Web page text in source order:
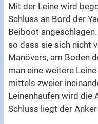
Mit der Leine wird
Schluss an Bord der
Beiboot
so dass sie sich nicht
Manövers, am Boden
man eine weitere
mittels zweier
Leinenhaufen wird die
Schluss liegt der